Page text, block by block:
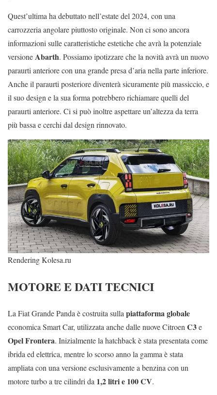
Quest’ultima ha debuttato nell’estate del 2024, con una
carrozzeria angolare piuttosto originale. Non ci sono ancora
informazioni sulle caratteristiche estetiche che avrà la potenziale
versioneAbarth. Possiamo ipotizzare che la novità avrà un nuovo
paraurti anteriore con una grande presa d’aria nella parte inferiore.
Anche il paraurti posteriore diventerà sicuramente più massiccio, e
il suo design e la sua forma potrebbero richiamare quelli del
paraurti anteriore. Ci si può inoltre aspettare un’altezza da terra
più bassa e cerchi dal design rinnovato.
Rendering Kolesa.ru
MOTORE E DATI TECNICI
La Fiat Grande Panda è costruita sulla piattaforma globale
economica Smart Car, utilizzata anche dalle nuove Citroen C3e
Opel Frontera. Inizialmente la hatchback è stata presentata come
ibrida ed elettrica, mentre lo scorso anno la gamma è stata
ampliata con una versione esclusivamente a benzina con un
motore turbo a tre cilindri da 1,2 litri e 100 CV.